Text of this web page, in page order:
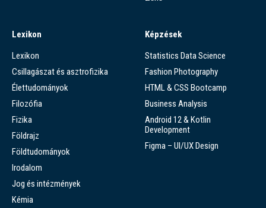
Lexikon
Lexikon
Csillagászat és asztrofizika
Élettudományok
Filozófia
Fizika
Földrajz
Földtudományok
Irodalom
Jog és intézmények
Kémia
Képzések
Statistics Data Science
Fashion Photography
HTML & CSS Bootcamp
Business Analysis
Android 12 & Kotlin
Development
Figma – UI/UX Design